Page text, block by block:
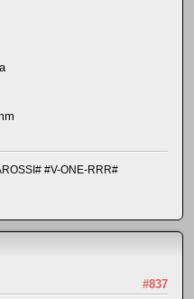
#V-ONE-RRR#
#837